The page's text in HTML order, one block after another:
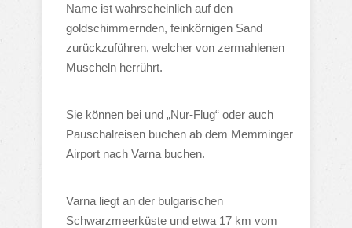
Name ist wahrscheinlich auf den
goldschimmernden, feinkörnigen Sand
zurückzuführen, welcher von zermahlenen
Muscheln herrührt.
Sie können bei und „Nur-Flug“ oder auch
Pauschalreisen buchen ab dem Memminger
Airport nach Varna buchen.
Varna liegt an der bulgarischen
Schwarzmeerküste und etwa 17 km vom